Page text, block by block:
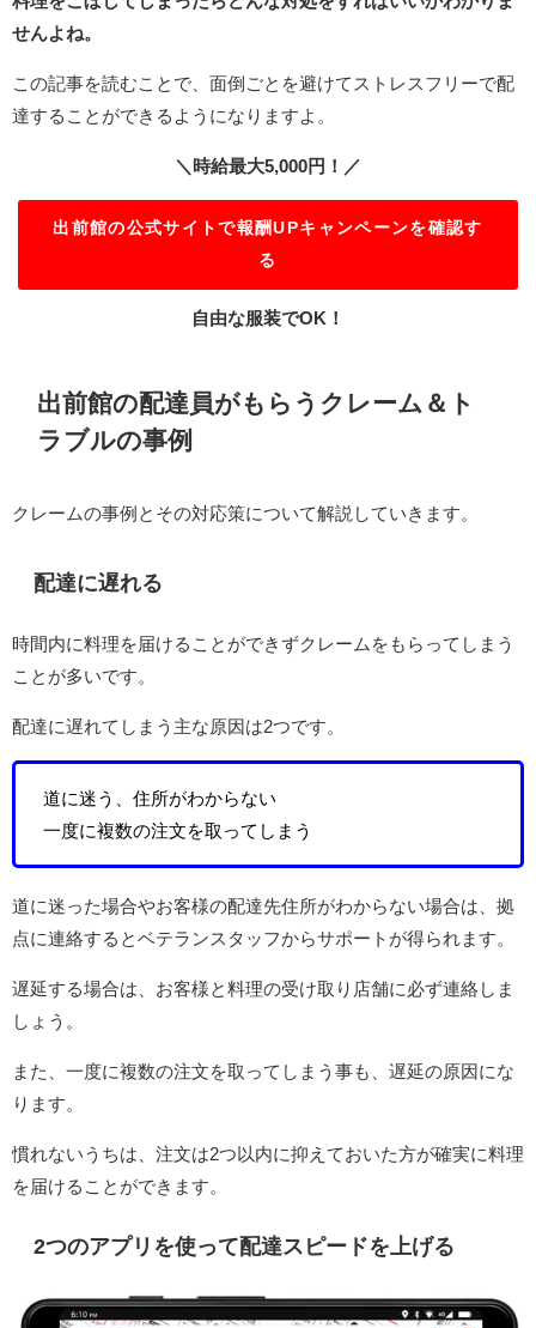
せんよね。
この記事を読むことで、面倒ごとを避けてストレスフリーで配
達することができるようになりますよ。
＼時給最大5,000円！／
出前館の公式サイトで報酬UPキャンペーンを確認す
る
自由な服装でOK！
出前館の配達員がもらうクレーム＆ト
ラブルの事例
クレームの事例とその対応策について解説していきます。
配達に遅れる
時間内に料理を届けることができずクレームをもらってしまう
ことが多いです。
配達に遅れてしまう主な原因は2つです。
道に迷う、住所がわからない
一度に複数の注文を取ってしまう
道に迷った場合やお客様の配達先住所がわからない場合は、拠
点に連絡するとベテランスタッフからサポートが得られます。
遅延する場合は、お客様と料理の受け取り店舗に必ず連絡しま
しょう。
また、一度に複数の注文を取ってしまう事も、遅延の原因にな
ります。
慣れないうちは、注文は2つ以内に抑えておいた方が確実に料理
を届けることができます。
2つのアプリを使って配達スピードを上げる